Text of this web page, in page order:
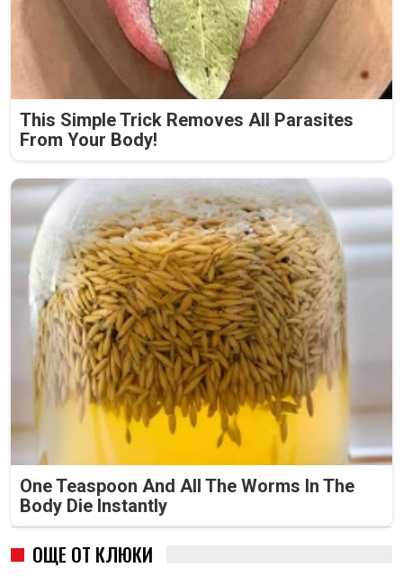
This Simple Trick Removes All Parasites
From Your Body!
One Teaspoon And All The Worms In The
Body Die Instantly
ОЩЕ ОТ КЛЮКИ